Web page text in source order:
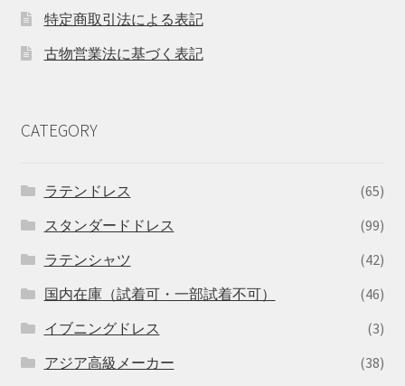
特定商取引法による表記
古物営業法に基づく表記
CATEGORY
ラテンドレス
(65)
スタンダードドレス
(99)
ラテンシャツ
(42)
国内在庫（試着可・一部試着不可）
(46)
イブニングドレス
(3)
アジア高級メーカー
(38)